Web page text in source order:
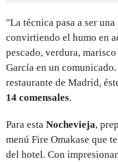
"La técnica pasa a ser
convirtiendo el humo en
pescado, verdura,
García en un
restaurante de Madrid,
14 comensales.
Para esta Nochevieja,
menú Fire Omakase que
del hotel. Con